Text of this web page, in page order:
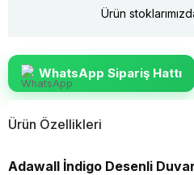
Ürün
WhatsApp Sipariş Hattı
Ürün Özellikleri
Adawall İndigo Desenli Duvar